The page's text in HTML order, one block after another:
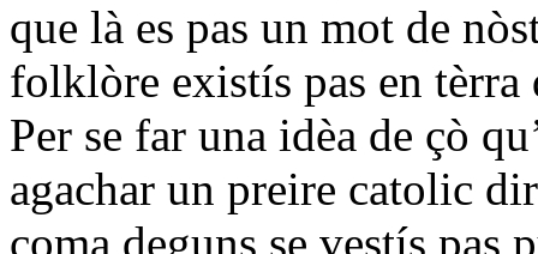
que là es pas un mot de
folklòre existís pas en tèrra
Per se far una idèa de çò
agachar un preire catolic
coma deguns se vestís pas